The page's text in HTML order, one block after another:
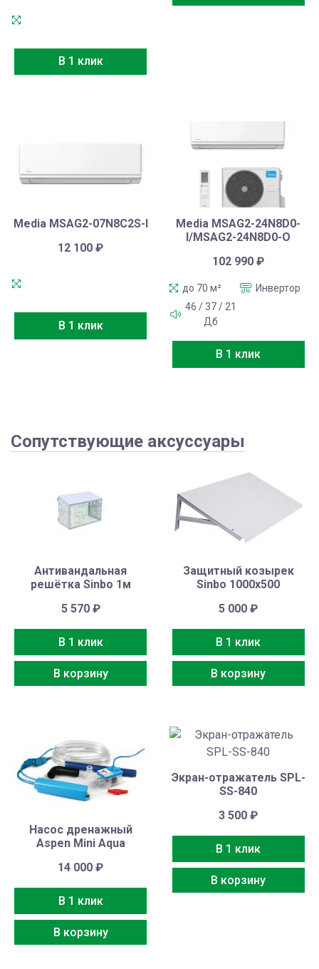
В 1 клик
Media MSAG2-07N8C2S-I
12 100₽
В 1 клик
Media MSAG2-24N8D0-
I/MSAG2-24N8D0-O
102 990₽
до 70 м²
Инвертор
46 / 37 / 21
Дб
В 1 клик
Сопутствующие аксуссуары
Антивандальная
решётка Sinbo 1м
5 570 ₽
В 1 клик
В корзину
Защитный козырек
Sinbo 1000х500
5 000₽
В 1 клик
В корзину
Насос дренажный
Aspen Mini Aqua
14 000₽
В 1 клик
В корзину
Экран-отражатель SPL-
SS-840
3 500₽
В 1 клик
В корзину